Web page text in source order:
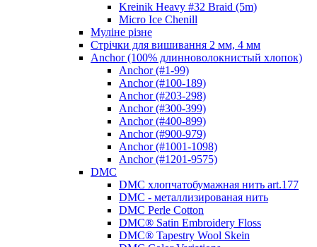
Kreinik Heavy #32 Braid (5m)
Micro Ice Chenill
Муліне різне
Стрічки для вишивання 2 мм, 4 мм
Anchor (100% длинноволокнистый хлопок)
Anchor (#1-99)
Anchor (#100-189)
Anchor (#203-298)
Anchor (#300-399)
Anchor (#400-899)
Anchor (#900-979)
Anchor (#1001-1098)
Anchor (#1201-9575)
DMC
DMC хлопчатобумажная нить art.177
DMC - металлизированая нить
DMC Perle Cotton
DMC® Satin Embroidery Floss
DMC® Tapestry Wool Skein